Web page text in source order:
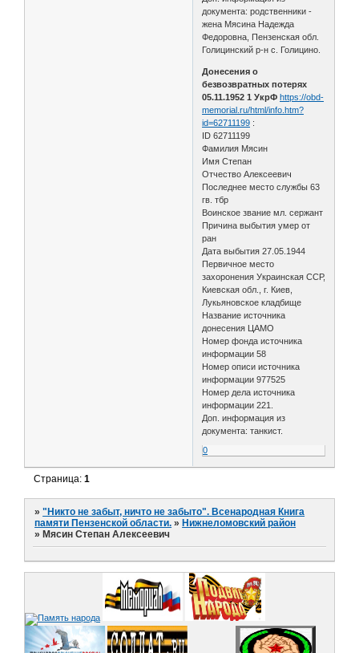
документа: родственники -
жена Мясина Надежда
Федоровна, Пензенская обл.
Голицинский р-н с. Голицино.
Донесения о
безвозвратных потерях
05.11.1952 1 УкрФ https://obd-
memorial.ru/html/info.htm?
id=62711199 :
ID 62711199
Фамилия Мясин
Имя Степан
Отчество Алексеевич
Последнее место службы 63
гв. тбр
Воинское звание мл. сержант
Причина выбытия умер от
ран
Дата выбытия 27.05.1944
Первичное место
захоронения Украинская ССР,
Киевская обл., г. Киев,
Лукьяновское кладбище
Название источника
донесения ЦАМО
Номер фонда источника
информации 58
Номер описи источника
информации 977525
Номер дела источника
информации 221.
Доп. информация из
документа: танкист.
0
Страница:1
»"Никто не забыт, ничто не забыто". Всенародная Книга
памяти Пензенской области. » Нижнеломовский район
» Мясин Степан Алексеевич